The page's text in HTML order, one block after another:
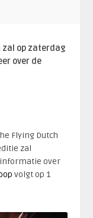
zal op zaterdag
over de
Flying Dutch
zal
over
volgt op 1